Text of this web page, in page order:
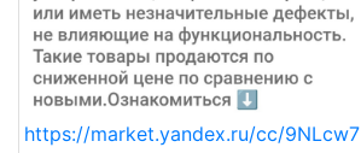
https://market.yandex.ru/cc/9NLcw7